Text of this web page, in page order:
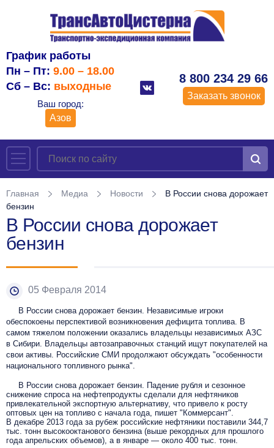
График работы
Пн – Пт: 9.00 – 18.00
Сб – Вс: выходные
Ваш город:
Азов
8 800 234 29 66
Заказать звонок
Главная Медиа Новости
В России снова дорожает
бензин
В России снова дорожает
бензин
05 Февраля 2014
В России снова дорожает бензин. Независимые игроки
обеспокоены перспективой возникновения дефицита топлива. В
самом тяжелом положении оказались владельцы независимых АЗС
в Сибири. Владельцы автозаправочных станций ищут покупателей на
свои активы. Российские СМИ продолжают обсуждать "особенности
национального топливного рынка".
В России снова дорожает бензин. Падение рубля и сезонное
снижение спроса на нефтепродукты сделали для нефтяников
привлекательной экспортную альтернативу, что привело к росту
оптовых цен на топливо с начала года, пишет "Коммерсант".
В декабре 2013 года за рубеж российские нефтяники поставили 344,7
тыс. тонн высокооктанового бензина (выше рекордных для прошлого
года апрельских объемов), а в январе — около 400 тыс. тонн.